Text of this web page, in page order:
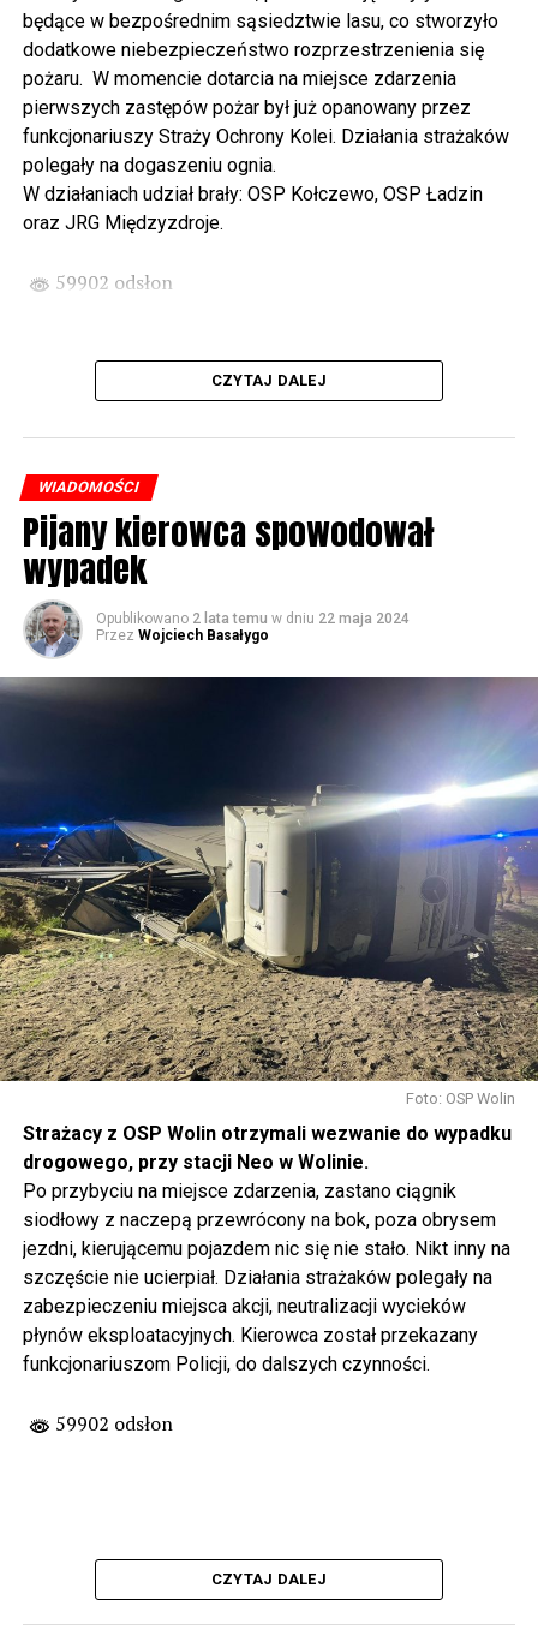
spod biblioteki). O godzinie 19.00 w kolegiacie
wysłuchamy organowego koncertu w wykonaniu
państwa Witkowskich.
Wyjątkowym wydarzeniem będzie koncert w wykonaniu
Kawuś Music Project, podczas którego wysłuchamy
polskich przebojów w jazzowej aranżacji (godz. 20.00
przed biblioteką). Podczas koncertu zaplanowaliśmy dla
Projektów Interreg VI A – Kultura i zrównoważona
turystyka.
(Niemcy), Biblioteka Publiczna Gminy Wolin, Parafia
Rzymskokatolicka w Wolinie
59903 odsłon
będące w bezpośrednim sąsiedztwie lasu, co stworzyło
dodatkowe niebezpieczeństwo rozprzestrzenienia się
pożaru. W momencie dotarcia na miejsce zdarzenia
pierwszych zastępów pożar był już opanowany przez
funkcjonariuszy Straży Ochrony Kolei. Działania strażaków
polegały na dogaszeniu ognia.
W działaniach udział brały: OSP Kołczewo, OSP Ładzin
oraz JRG Międzyzdroje.
59902 odsłon
CZYTAJ DALEJ
WIADOMOŚCI
Pijany kierowca spowodował
wypadek
Opublikowano 2 lata temu w dniu 22 maja 2024
Przez Wojciech Basałygo
Foto: OSP Wolin
Strażacy z OSP Wolin otrzymali wezwanie do wypadku
drogowego, przy stacji Neo w Wolinie.
Po przybyciu na miejsce zdarzenia, zastano ciągnik
siodłowy z naczepą przewrócony na bok, poza obrysem
jezdni, kierującemu pojazdem nic się nie stało. Nikt inny na
szczęście nie ucierpiał. Działania strażaków polegały na
zabezpieczeniu miejsca akcji, neutralizacji wycieków
płynów eksploatacyjnych. Kierowca został przekazany
funkcjonariuszom Policji, do dalszych czynności.
59902 odsłon
CZYTAJ DALEJ